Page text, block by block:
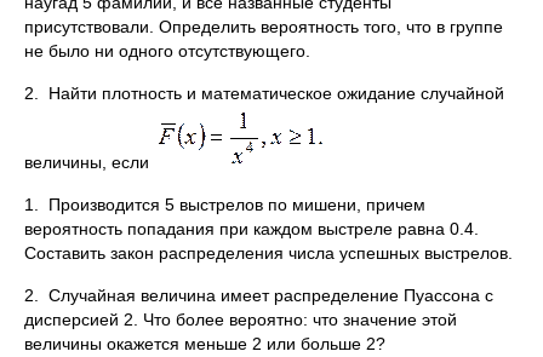
присутствовали. Определить вероятность того, что в группе
не было ни одного отсутствующего.
2. Найти плотность и математическое ожидание случайной
величины, если
1. Производится 5 выстрелов по мишени, причем
вероятность попадания при каждом выстреле равна 0.4.
Составить закон распределения числа успешных выстрелов.
2. Случайная величина имеет распределение Пуассона с
дисперсией 2. Что более вероятно: что значение этой
величины окажется меньше 2 или больше 2?